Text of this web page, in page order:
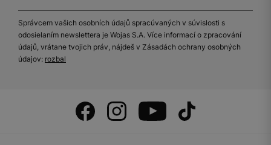
Správcem vašich osobních údajů spracúvaných v súvislosti s
odosielaním newslettera je Wojas S.A. Více informací o zpracování
údajů, vrátane tvojich práv, nájdeš v Zásadách ochrany osobných
údajov: rozbal